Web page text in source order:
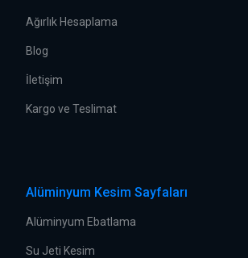
Ağırlık Hesaplama
Blog
İletişim
Kargo ve Teslimat
Alüminyum Kesim Sayfaları
Alüminyum Ebatlama
Su Jeti Kesim